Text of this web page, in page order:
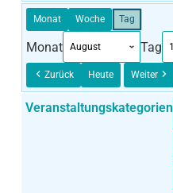
Monat Woche Tag
Monat Tag
Zurück Heute Weiter
Veranstaltungskategorien